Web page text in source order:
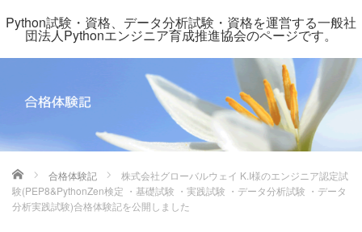
Python試験・資格、データ分析試験・資格を運営する一般社
団法人Pythonエンジニア育成推進協会のページです。
ホーム 合格体験記
株式会社グローバルウェイ K.I様のエンジニア認定試
験(PEP8&PythonZen検定 ・基礎試験 ・実践試験 ・データ分析試験 ・データ
分析実践試験)合格体験記を公開しました